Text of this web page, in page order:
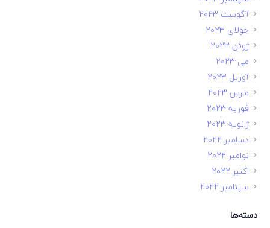
آگوست 2023
جولای 2023
ژوئن 2023
می 2023
آوریل 2023
مارس 2023
فوریه 2023
ژانویه 2023
دسامبر 2022
نوامبر 2022
اکتبر 2022
سپتامبر 2022
دسته‌ها